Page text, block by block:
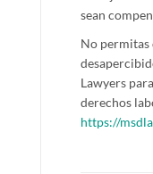
sean
No permitas
Lawyers
derechos
https://